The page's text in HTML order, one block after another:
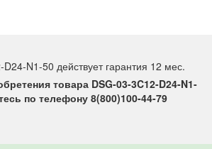
N1-50 действует гарантия 12 мес.
товара DSG-03-3C12-D24-N1-
по телефону 8(800)100-44-79